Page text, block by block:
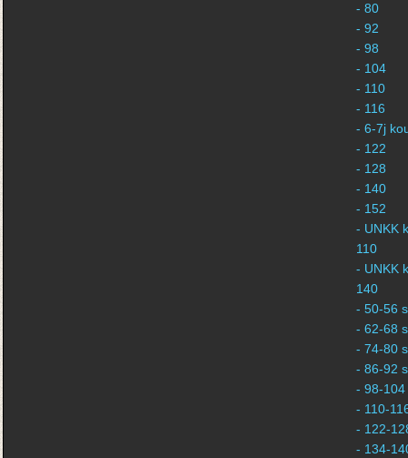
- 80
- 92
- 98
- 104
- 110
- 116
- 6-7j
- 122
- 128
- 140
- 152
- UNKK
110
- UNKK
140
- 50-56
- 62-68
- 74-80
- 86-92
- 98-104
- 110-
- 122-
- 134-